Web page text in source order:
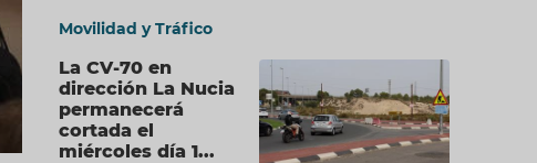
Movilidad y Tráfico
La CV-70 en
dirección La Nucia
permanecerá
cortada el
miércoles día 1...